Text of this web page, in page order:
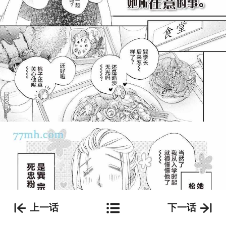
上一话 下一话